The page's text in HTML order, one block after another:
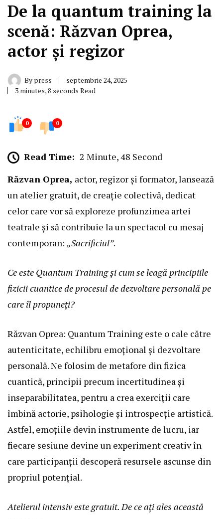
De la quantum training la
scenă: Răzvan Oprea,
actor și regizor
By press
septembrie 24, 2025
3 minutes, 8 seconds Read
0 0
Read Time: 2 Minute, 48 Second
Răzvan Oprea, actor, regizor și formator, lansează
un atelier gratuit, de creație colectivă, dedicat
celor care vor să exploreze profunzimea artei
teatrale și să contribuie la un spectacol cu mesaj
contemporan: „Sacrificiul”.
Ce este Quantum Training și cum se leagă principiile
fizicii cuantice de procesul de dezvoltare personală pe
care îl propuneți?
Răzvan Oprea: Quantum Training este o cale către
autenticitate, echilibru emoțional și dezvoltare
personală. Ne folosim de metafore din fizica
cuantică, principii precum incertitudinea și
inseparabilitatea, pentru a crea exerciții care
îmbină actorie, psihologie și introspecție artistică.
Astfel, emoțiile devin instrumente de lucru, iar
fiecare sesiune devine un experiment creativ în
care participanții descoperă resursele ascunse din
propriul potențial.
Atelierul intensiv este gratuit. De ce ați ales această